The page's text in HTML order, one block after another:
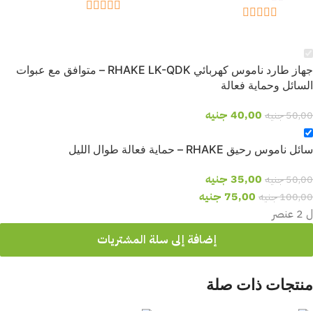
جهاز طارد ناموس كهربائي RHAKE LK-QDK – متوافق مع عبوات
السائل وحماية فعالة
50,00جنيه 40,00 جنيه
سائل ناموس رحيق RHAKE – حماية فعالة طوال الليل
50,00جنيه 35,00 جنيه
100,00جنيه 75,00 جنيه
ل 2 عنصر
إضافة إلى سلة المشتريات
منتجات ذات صلة